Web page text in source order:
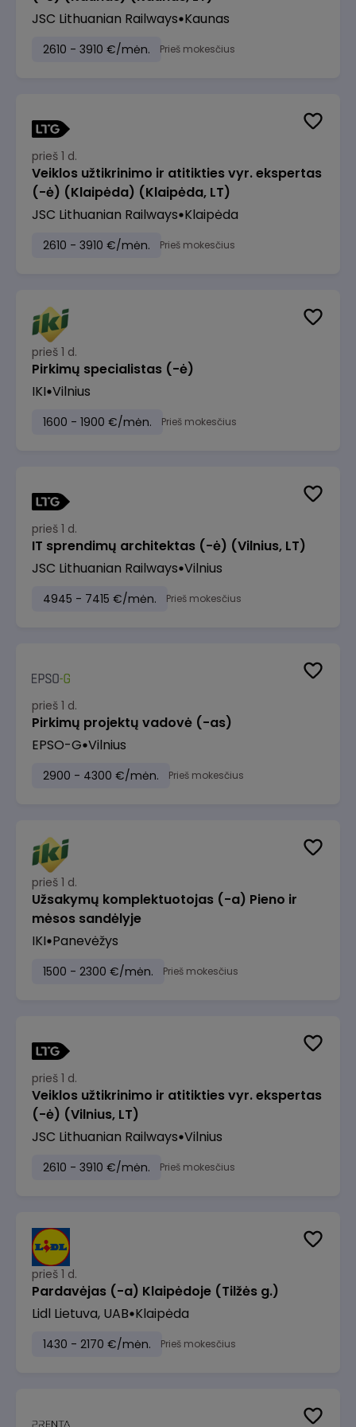
JSC Lithuanian Railways Kaunas
2610 - 3910 €/mėn. Prieš mokesčius
prieš 1 d.
Veiklos užtikrinimo ir atitikties vyr. ekspertas
(-ė) (Klaipėda) (Klaipėda, LT)
JSC Lithuanian Railways Klaipėda
2610 - 3910 €/mėn. Prieš mokesčius
prieš 1 d.
Pirkimų specialistas (-ė)
IKI Vilnius
1600 - 1900 €/mėn. Prieš mokesčius
prieš 1 d.
IT sprendimų architektas (-ė) (Vilnius, LT)
JSC Lithuanian Railways Vilnius
4945 - 7415 €/mėn. Prieš mokesčius
prieš 1 d.
Pirkimų projektų vadovė (-as)
EPSO-G Vilnius
2900 - 4300 €/mėn. Prieš mokesčius
prieš 1 d.
Užsakymų komplektuotojas (-a) Pieno ir
mėsos sandėlyje
IKI Panevėžys
1500 - 2300 €/mėn. Prieš mokesčius
prieš 1 d.
Veiklos užtikrinimo ir atitikties vyr. ekspertas
(-ė) (Vilnius, LT)
JSC Lithuanian Railways Vilnius
2610 - 3910 €/mėn. Prieš mokesčius
prieš 1 d.
Pardavėjas (-a) Klaipėdoje (Tilžės g.)
Lidl Lietuva, UAB Klaipėda
1430 - 2170 €/mėn. Prieš mokesčius